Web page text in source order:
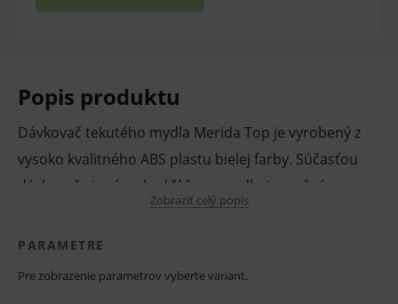
Popis produktu
Dávkovač tekutého mydla Merida Top je vyrobený z
vysoko kvalitného ABS plastu bielej farby. Súčasťou
dávkovača je zámok s kľúčom, mydlo je možné
jednoducho dopĺňať pomocou kanistrov. Okienko na
dávkovači umožňuje kontrolu objemu mydla. Okienka
Zobraziť celý popis
PARAMETRE
Pre zobrazenie parametrov vyberte variant.